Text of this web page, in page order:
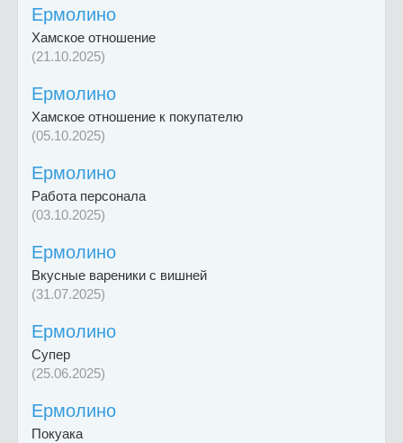
Ермолино
Хамское отношение
(21.10.2025)
Ермолино
Хамское отношение к покупателю
(05.10.2025)
Ермолино
Работа персонала
(03.10.2025)
Ермолино
Вкусные вареники с вишней
(31.07.2025)
Ермолино
Супер
(25.06.2025)
Ермолино
Покуака